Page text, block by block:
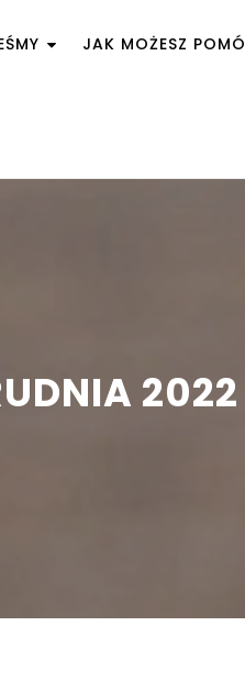
JAK MOŻESZ
2022